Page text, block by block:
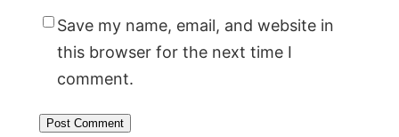
Save my name, email, and website in
this browser for the next time I
comment.